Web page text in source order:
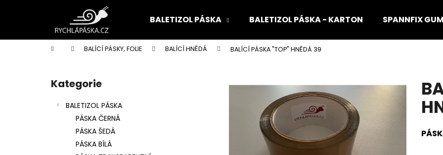
BALETIZOL PÁSKA BALETIZOL PÁSKA - KARTON SPANNFIX
Domů BALÍCÍ PÁSKY, FOLIE BALÍCÍ HNĚDÁ BALÍCÍ PÁSKA "TOP" HNĚDÁ 39
Přeskočit
kategorie
Kategorie
BALETIZOL PÁSKA
PÁSKA ČERNÁ
PÁSKA ŠEDÁ
PÁSKA BÍLÁ
í
do
do
Co potřebujete najít?
Doporučujeme